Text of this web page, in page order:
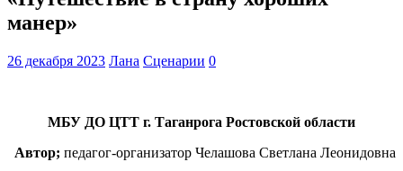
манер»
26 декабря 2023 Лана Сценарии 0
МБУ ДО ЦТТ г. Таганрога Ростовской области
Автор; педагог-организатор Челашова Светлана Леонидовна